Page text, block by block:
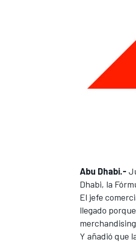
Abu Dhabi.-
Dhabi, la
El jefe
llegado
Y añadió que